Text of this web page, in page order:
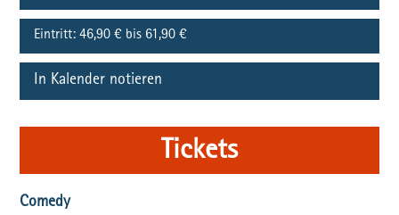
Eintritt: 46,90 € bis 61,90 €
In Kalender notieren
Tickets
Comedy